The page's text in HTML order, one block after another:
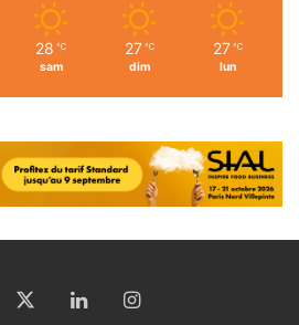
28 ℃
sam
27 ℃
dim
27 ℃
lun
LinkedinInstagram